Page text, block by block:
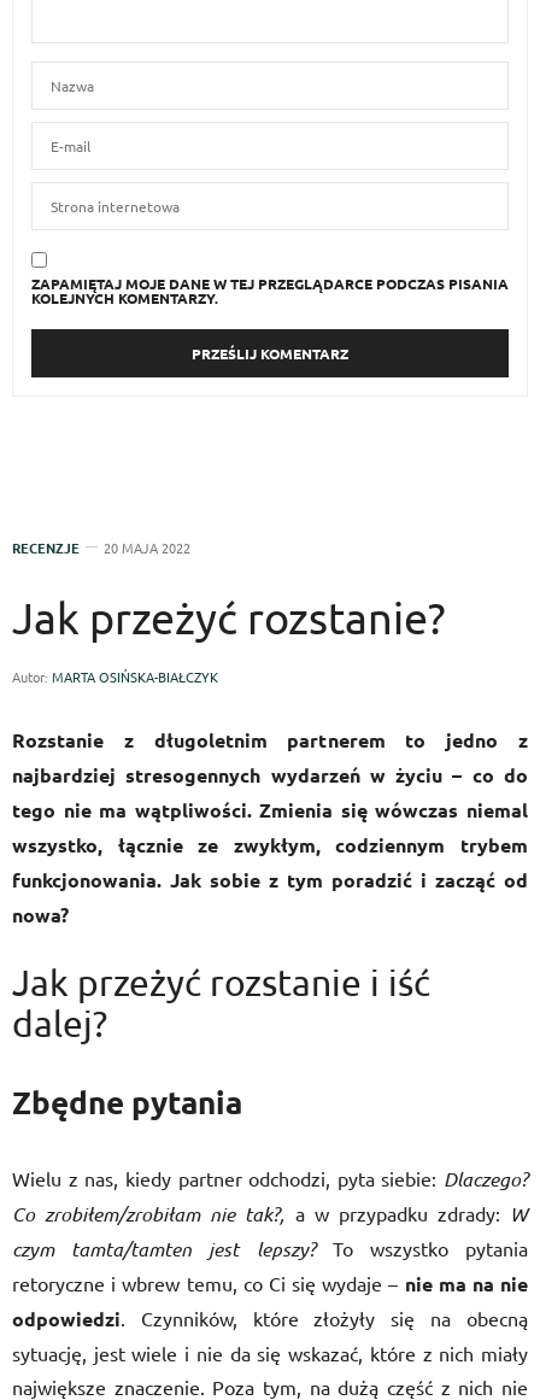
ZAPAMIĘTAJ MOJE DANE W TEJ PRZEGLĄDARCE PODCZAS PISANIA
KOLEJNYCH KOMENTARZY.
RECENZJE 20 MAJA 2022
Jak przeżyć rozstanie?
Autor: MARTA OSIŃSKA-BIAŁCZYK
Rozstanie z długoletnim partnerem to jedno z
najbardziej stresogennych wydarzeń w życiu – co do
tego nie ma wątpliwości. Zmienia się wówczas niemal
wszystko, łącznie ze zwykłym, codziennym trybem
funkcjonowania. Jak sobie z tym poradzić i zacząć od
nowa?
Jak przeżyć rozstanie i iść
dalej?
Zbędne pytania
Wielu z nas, kiedy partner odchodzi, pyta siebie: Dlaczego?
Co zrobiłem/zrobiłam nie tak?, a w przypadku zdrady: W
czym tamta/tamten jest lepszy?To wszystko pytania
retoryczne i wbrew temu, co Ci się wydaje – nie ma na nie
odpowiedzi. Czynników, które złożyły się na obecną
sytuację, jest wiele i nie da się wskazać, które z nich miały
największe znaczenie. Poza tym, na dużą część z nich nie